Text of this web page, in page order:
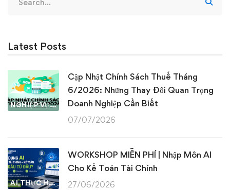
for:
Latest Posts
NGHIỆP VỤ KẾ TOÁN & THUẾ
Cập Nhật Chính Sách Thuế Tháng
6/2026: Những Thay Đổi Quan Trọng
Doanh Nghiệp Cần Biết
07/07/2026
AI THỰC HÀNH
WORKSHOP MIỄN PHÍ | Nhập Môn AI
Cho Kế Toán Tài Chính
27/06/2026